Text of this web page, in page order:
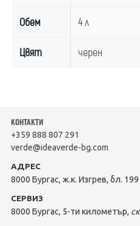
Обем 4 л
Цвят черен
КОНТАКТИ
+359 888 807 291
verde@ideaverde-bg.com
АДРЕС
8000 Бургас, ж.к. Изгрев, бл. 199
СЕРВИЗ
8000 Бургас, 5-ти километър,